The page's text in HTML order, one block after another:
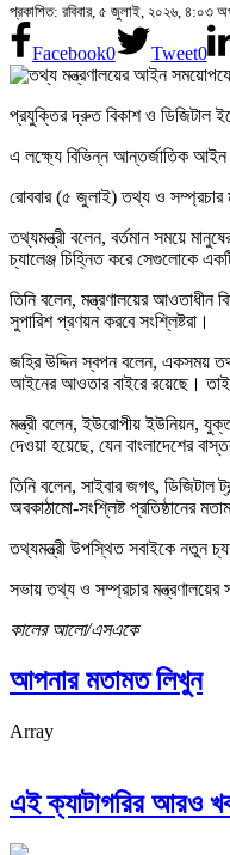
প্রকাশিত: রবিবার, ৫ জুলাই, ২০২৬, ৪:০৩
Facebook0 Tweet0
প্রযুক্তির দ্রুত বিকাশ ও ডিজিটাল
এ লক্ষ্যে বিভিন্ন আন্তর্জাতিক আইন
রোববার (৫ জুলাই) তথ্য ও
তথ্যমন্ত্রী বলেন, বর্তমান সময়ে
চ্যালেঞ্জ চিহ্নিত করে সেগুলোকে
তিনি বলেন, মন্ত্রণালয়ের
সুপারিশ প্রণয়ন করবে সংশ্লিষ্টরা।
জহির উদ্দিন স্বপন বলেন, একসময়
আইনের আওতার বাইরে রয়েছে। তাই
মন্ত্রী বলেন, ইউরোপীয় ইউনিয়ন,
দেওয়া হয়েছে, যেন বাংলাদেশের
তিনি বলেন, সাইবার জগৎ, ডিজিটাল
অবকাঠামো-সংশ্লিষ্ট প্রতিষ্ঠানের
তথ্যমন্ত্রী উপস্থিত সবাইকে নতুন
সভায় তথ্য ও সম্প্রচার মন্ত্রণালয়ের
কালের আলো/এসএকে
আপনার মতামত লিখুন
Array
এই ক্যাটাগরির আরও